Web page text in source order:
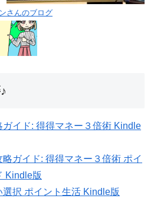
さんのブログ
イド: 得得マネー３倍術 Kindle
ガイド: 得得マネー３倍術 ポイ
Kindle版
択 ポイント生活 Kindle版